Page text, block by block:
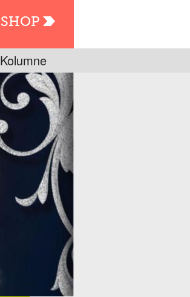
SHOP
Kolumne